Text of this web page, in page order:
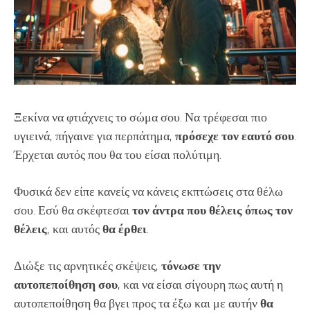
Ξεκίνα να φτιάχνεις το σώμα σου. Να τρέφεσαι πιο
υγιεινά, πήγαινε για περπάτημα, πρόσεχε τον εαυτό σου.
Έρχεται αυτός που θα του είσαι πολύτιμη.
Φυσικά δεν είπε κανείς να κάνεις εκπτώσεις στα θέλω
σου. Εσύ θα σκέφτεσαιτον άντρα που θέλεις όπως τον
θέλεις, και αυτόςθα έρθει.
Διώξε τις αρνητικές σκέψεις, τόνωσε την
αυτοπεποίθηση σου, και να είσαι σίγουρη πως αυτή η
αυτοπεποίθηση θα βγει προς τα έξω και με αυτήνθα